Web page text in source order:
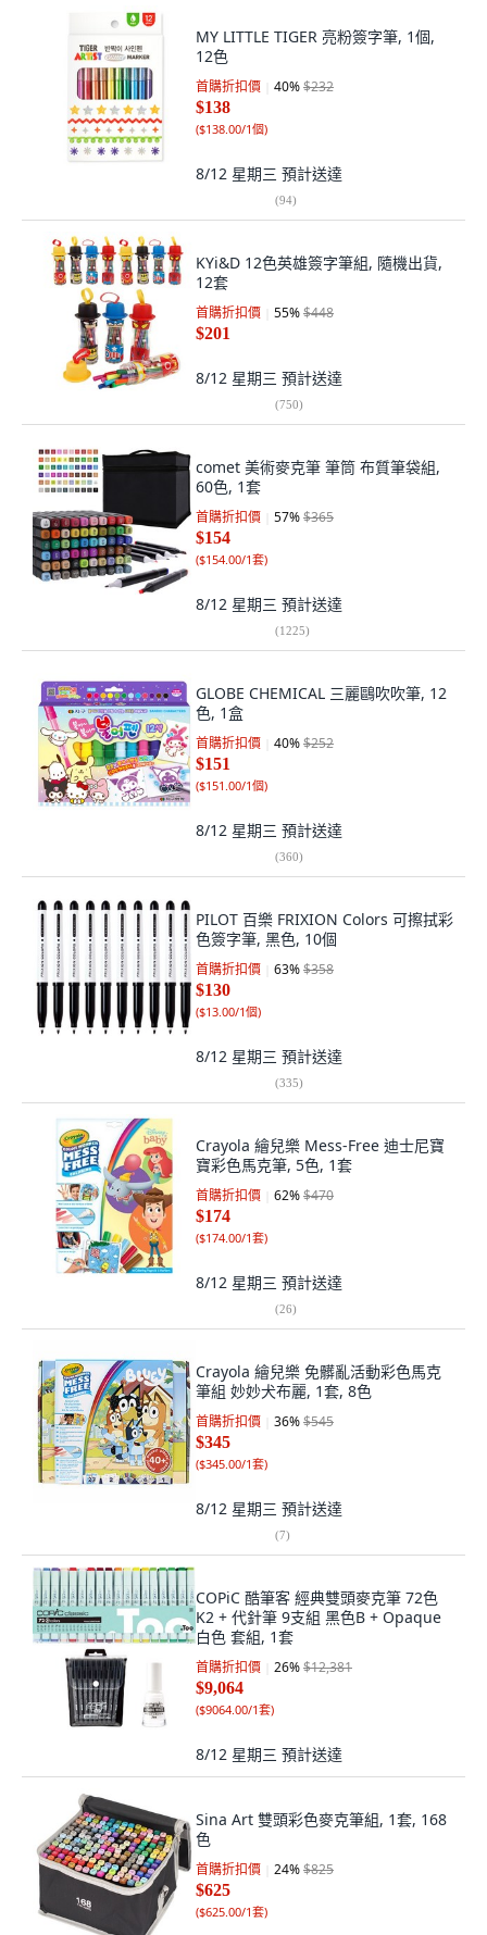
MY LITTLE TIGER 亮粉簽字筆, 1個,
12色
首購折扣價 40%$232
$138
($138.00/1個)
8/12 星期三 預計送達
(94)
KYi&D 12色英雄簽字筆組, 隨機出貨,
12套
首購折扣價 55%$448
$201
8/12 星期三 預計送達
(750)
comet 美術麥克筆 筆筒 布質筆袋組,
60色, 1套
首購折扣價 57%$365
$154
($154.00/1套)
8/12 星期三 預計送達
(1225)
GLOBE CHEMICAL 三麗鷗吹吹筆, 12
色, 1盒
首購折扣價 40%$252
$151
($151.00/1個)
8/12 星期三 預計送達
(360)
PILOT 百樂 FRIXION Colors 可擦拭彩
色簽字筆, 黑色, 10個
首購折扣價 63%$358
$130
($13.00/1個)
8/12 星期三 預計送達
(335)
Crayola 繪兒樂 Mess-Free 迪士尼寶
寶彩色馬克筆, 5色, 1套
首購折扣價 62%$470
$174
($174.00/1套)
8/12 星期三 預計送達
(26)
Crayola 繪兒樂 免髒亂活動彩色馬克
筆組 妙妙犬布麗, 1套, 8色
首購折扣價 36%$545
$345
($345.00/1套)
8/12 星期三 預計送達
(7)
COPiC 酷筆客 經典雙頭麥克筆 72色
K2 + 代針筆 9支組 黑色B + Opaque
白色 套組, 1套
首購折扣價 26%$12,381
$9,064
($9064.00/1套)
8/12 星期三 預計送達
Sina Art 雙頭彩色麥克筆組, 1套, 168
色
首購折扣價 24%$825
$625
($625.00/1套)